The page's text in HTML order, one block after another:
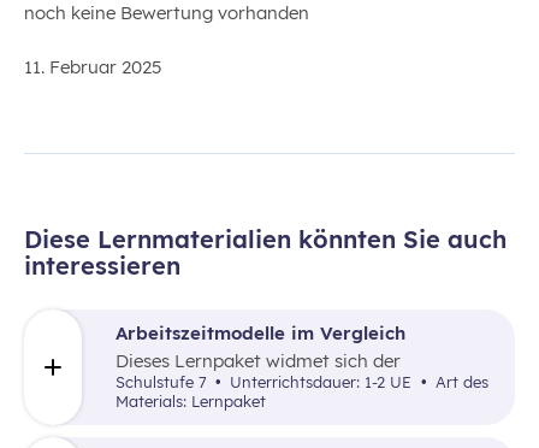
noch keine Bewertung vorhanden
11. Februar 2025
Diese Lernmaterialien könnten Sie auch
interessieren
Arbeitszeitmodelle im Vergleich
Dieses Lernpaket widmet sich der
Betrachtung und Reflexion unterschiedlicher
Arbeitszeitmodelle.
Schulstufe 7 Unterrichtsdauer: 1-2 UE
Materials: Lernpaket